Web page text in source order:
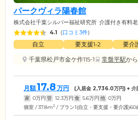
パークヴィラ陽春館
株式会社千葉シルバー福祉研究所 介護付き有料
4.1 (口コミ3件)
自立 要支援1•2 要介
千葉県松戸市金ケ作115-1
常盤平駅か
月額17.8 万円 (入居金 2,736.0万円) + 介
家 0万円 管 12.3万円 食 5.6万円 他 0万円
個室 / 37.8m2 / プラン1(自立・要支援・要介護)60